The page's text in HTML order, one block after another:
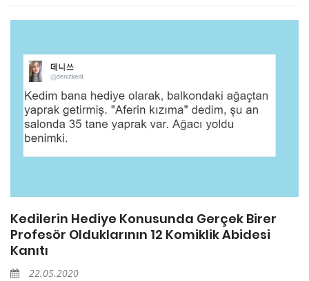
Kedilerin Hediye Konusunda Gerçek Birer
Profesör Olduklarının 12 Komiklik Abidesi
Kanıtı
22.05.2020